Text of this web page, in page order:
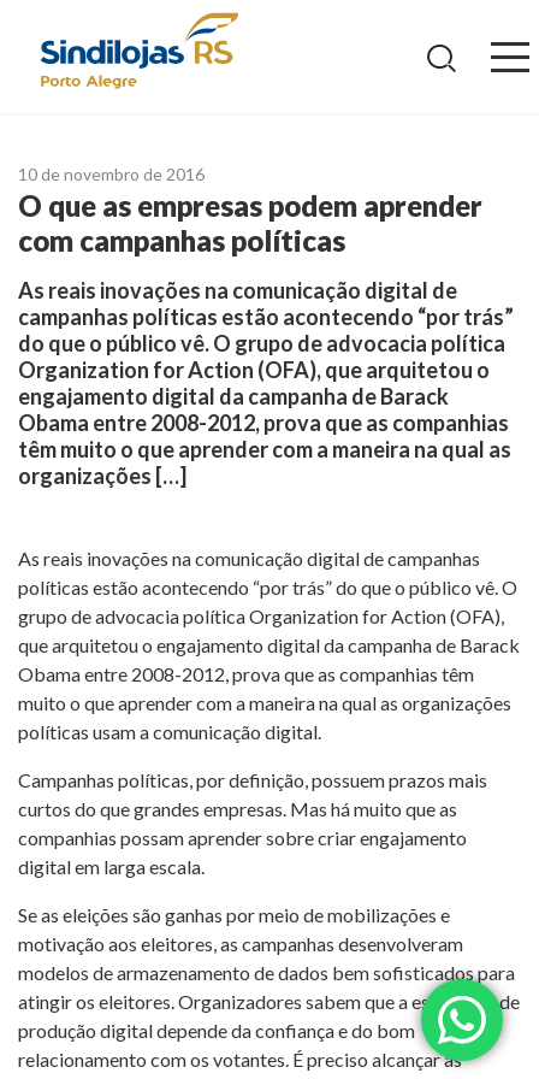
10 de novembro de 2016
O que as empresas podem aprender
com campanhas políticas
As reais inovações na comunicação digital de
campanhas políticas estão acontecendo “por trás”
do que o público vê. O grupo de advocacia política
Organization for Action (OFA), que arquitetou o
engajamento digital da campanha de Barack
Obama entre 2008-2012, prova que as companhias
têm muito o que aprender com a maneira na qual as
organizações […]
As reais inovações na comunicação digital de campanhas
políticas estão acontecendo “por trás” do que o público vê. O
grupo de advocacia política Organization for Action (OFA),
que arquitetou o engajamento digital da campanha de Barack
Obama entre 2008-2012, prova que as companhias têm
muito o que aprender com a maneira na qual as organizações
políticas usam a comunicação digital.
Campanhas políticas, por definição, possuem prazos mais
curtos do que grandes empresas. Mas há muito que as
companhias possam aprender sobre criar engajamento
digital em larga escala.
Se as eleições são ganhas por meio de mobilizações e
motivação aos eleitores, as campanhas desenvolveram
modelos de armazenamento de dados bem sofisticados para
atingir os eleitores. Organizadores sabem que a estratégia de
produção digital depende da confiança e do bom
relacionamento com os votantes. É preciso alcançar as